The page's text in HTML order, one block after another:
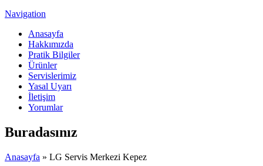
Navigation
Anasayfa
Hakkımızda
Pratik Bilgiler
Ürünler
Servislerimiz
Yasal Uyarı
İletişim
Yorumlar
Buradasınız
Anasayfa » LG Servis Merkezi Kepez